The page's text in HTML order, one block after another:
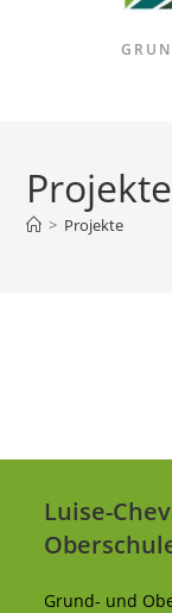
Projekte
> Projekte
Luise-
Grund- und